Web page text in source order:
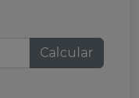
Calcular